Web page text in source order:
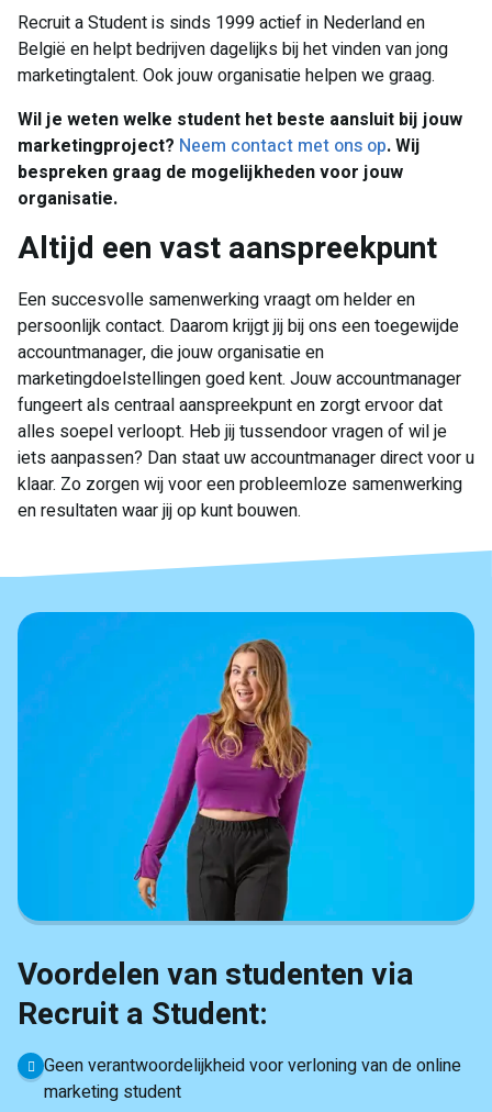
Recruit a Student is sinds 1999 actief in Nederland en
België en helpt bedrijven dagelijks bij het vinden van jong
marketingtalent. Ook jouw organisatie helpen we graag.
Wil je weten welke student het beste aansluit bij jouw
marketingproject? Neem contact met ons op. Wij
bespreken graag de mogelijkheden voor jouw
organisatie.
Altijd een vast aanspreekpunt
Een succesvolle samenwerking vraagt om helder en
persoonlijk contact. Daarom krijgt jij bij ons een toegewijde
accountmanager, die jouw organisatie en
marketingdoelstellingen goed kent. Jouw accountmanager
fungeert als centraal aanspreekpunt en zorgt ervoor dat
alles soepel verloopt. Heb jij tussendoor vragen of wil je
iets aanpassen? Dan staat uw accountmanager direct voor u
klaar. Zo zorgen wij voor een probleemloze samenwerking
en resultaten waar jij op kunt bouwen.
Voordelen van studenten via
Recruit a Student:
Geen verantwoordelijkheid voor verloning van de online
marketing student